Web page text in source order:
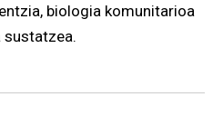
biologia komunitarioa
sustatzea.